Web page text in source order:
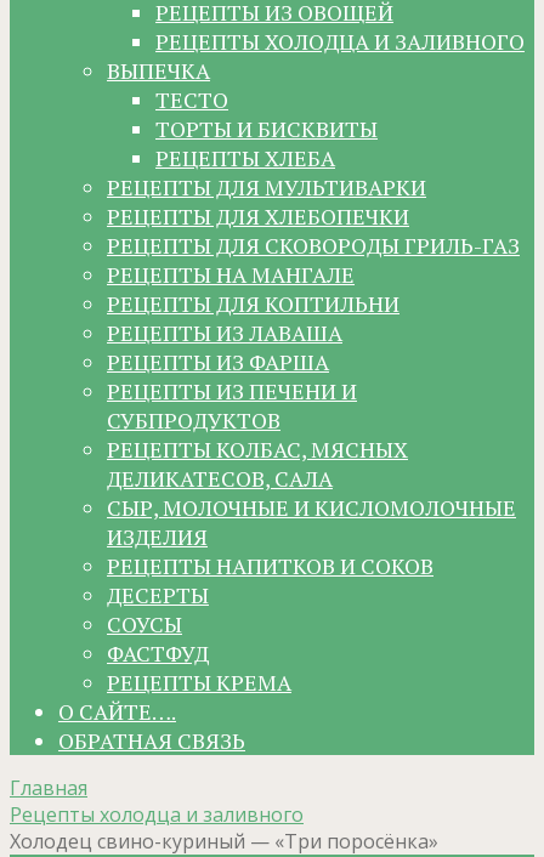
РЕЦЕПТЫ ИЗ ОВОЩЕЙ
РЕЦЕПТЫ ХОЛОДЦА И ЗАЛИВНОГО
ВЫПЕЧКА
ТЕСТО
ТОРТЫ И БИСКВИТЫ
РЕЦЕПТЫ ХЛЕБА
РЕЦЕПТЫ ДЛЯ МУЛЬТИВАРКИ
РЕЦЕПТЫ ДЛЯ ХЛЕБОПЕЧКИ
РЕЦЕПТЫ ДЛЯ СКОВОРОДЫ ГРИЛЬ-ГАЗ
РЕЦЕПТЫ НА МАНГАЛЕ
РЕЦЕПТЫ ДЛЯ КОПТИЛЬНИ
РЕЦЕПТЫ ИЗ ЛАВАША
РЕЦЕПТЫ ИЗ ФАРША
РЕЦЕПТЫ ИЗ ПЕЧЕНИ И
СУБПРОДУКТОВ
РЕЦЕПТЫ КОЛБАС, МЯСНЫХ
ДЕЛИКАТЕСОВ, САЛА
СЫР, МОЛОЧНЫЕ И КИСЛОМОЛОЧНЫЕ
ИЗДЕЛИЯ
РЕЦЕПТЫ НАПИТКОВ И СОКОВ
ДЕСЕРТЫ
СОУСЫ
ФАСТФУД
РЕЦЕПТЫ КРЕМА
О САЙТЕ….
ОБРАТНАЯ СВЯЗЬ
Главная
Рецепты холодца и заливного
Холодец свино-куриный — «Три поросёнка»